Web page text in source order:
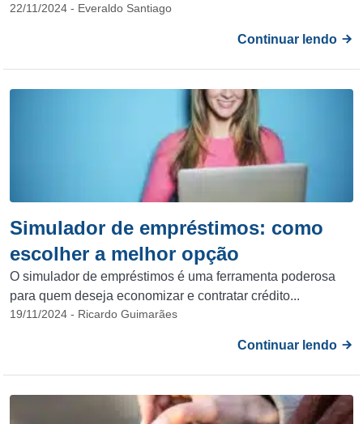
22/11/2024 - Everaldo Santiago
Continuar lendo
Simulador de empréstimos: como
escolher a melhor opção
O simulador de empréstimos é uma ferramenta poderosa
para quem deseja economizar e contratar crédito...
19/11/2024 - Ricardo Guimarães
Continuar lendo